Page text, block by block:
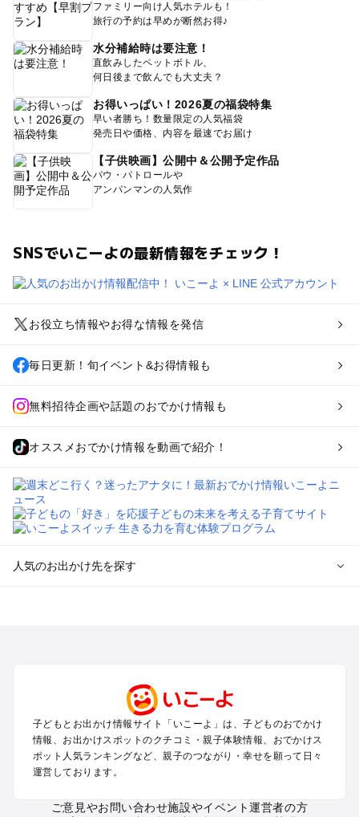
ファミリー向け人気ホテルも！
旅行の予約は早めが断然お得♪
水分補給時は要注意！
直飲みしたペットボトル、
何日後まで飲んでも大丈夫？
お得いっぱい！2026夏の福袋特集
早い者勝ち！数量限定の人気福袋
発売日や価格、内容を最速でお届け
【子供映画】公開中＆公開予定作品
パウ・パトロールや
アンパンマンの人気作
SNSでいこーよの最新情報をチェック！
お役立ち情報やお得な情報を発信
毎日更新！旬イベント&お得情報も
無料招待企画や話題のおでかけ情報も
オススメおでかけ情報を動画で紹介！
人気のお出かけ先を探す
関西のプールおでかけ
中国･四国のプールおでかけ
九州･沖縄のプールおでかけ
定番お出かけスポット
子どもとお出かけ情報サイト「いこーよ」は、子どものおでかけ
情報、お出かけスポットのクチコミ・親子体験情報、おでかけス
ポット人気ランキングなど、親子のつながり・幸せを願って日々
運営しております。
ご意見やお問い合わせ施設やイベント運営者の方